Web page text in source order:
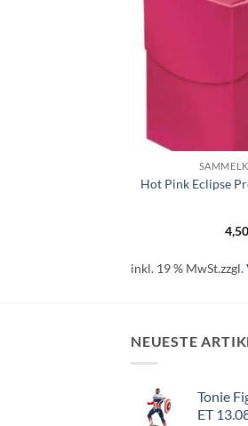
Hot Pink Eclipse
4,50
inkl. 19 % MwSt.zzgl.
NEUESTE
Tonie
ET